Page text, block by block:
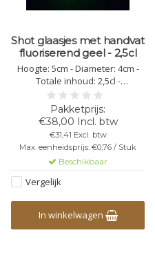
Shot glaasjes met handvat
fluoriserend geel - 2,5cl
Hoogte: 5cm - Diameter: 4cm -
Totale inhoud: 2,5cl -
fluoriserend geel - kunststof
polycarbonaat -
vaatwasbestendig -
herbruikbaar - bedrukking
mogelijk - onbreekbaar - niet
stapelbaar
€38,00 Incl. btw
€31,41 Excl. btw
Max. eenheidsprijs: €0,76 / Stuk
Beschikbaar
Vergelijk
In winkelwagen